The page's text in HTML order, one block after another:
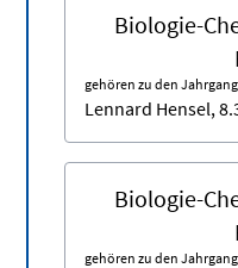
Biologie-
gehören zu den
Lennard Hensel,
Biologie-
gehören zu den